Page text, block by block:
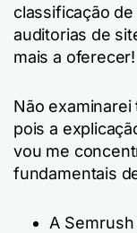
classificação
auditorias de
mais a oferecer!
Não
pois a
vou me
fundamentais
A